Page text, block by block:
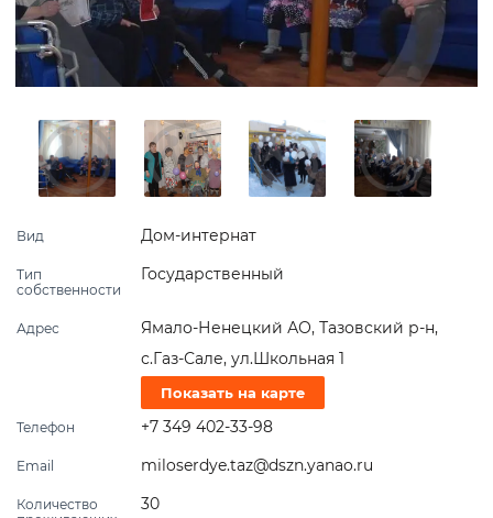
Вид Дом-интернат
Тип
собственности
Государственный
Адрес
Ямало-Ненецкий АО, Тазовский р-н,
с.Газ-Сале, ул.Школьная 1
Показать на карте
Телефон +7 349 402-33-98
Email miloserdye.taz@dszn.yanao.ru
Количество
30